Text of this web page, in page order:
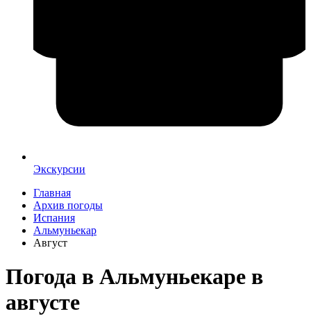
Экскурсии
Главная
Архив погоды
Испания
Альмуньекар
Август
Погода в Альмуньекаре в
августе